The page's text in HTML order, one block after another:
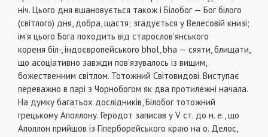
ніч. Цього дня вшановується також і Білобог — Бог білого
(світлого) дня, добра, щастя; згадується у Велесовій книзі;
ім’я цього Бога походить від старослов’янського
кореня біл-, індоєвропейського bhol, bha — сяяти, блищати,
що асоціативно завжди пов’язувалось із вищим,
божественним світлом. Тотожний Світовидові. Виступає
переважно в парі з Чорнобогом як два протилежні начала.
На думку багатьох дослідників, Білобог тотожний
грецькому Аполлону. Геродот записав у V ст. до н. е., що
Аполлон прийшов із Гіперборейського краю на о. Делос,